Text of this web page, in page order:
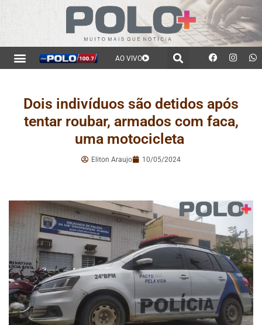
AO VIVO
Dois indivíduos são detidos após
tentar roubar, armados com faca,
uma motocicleta
Eliton Araujo 10/05/2024